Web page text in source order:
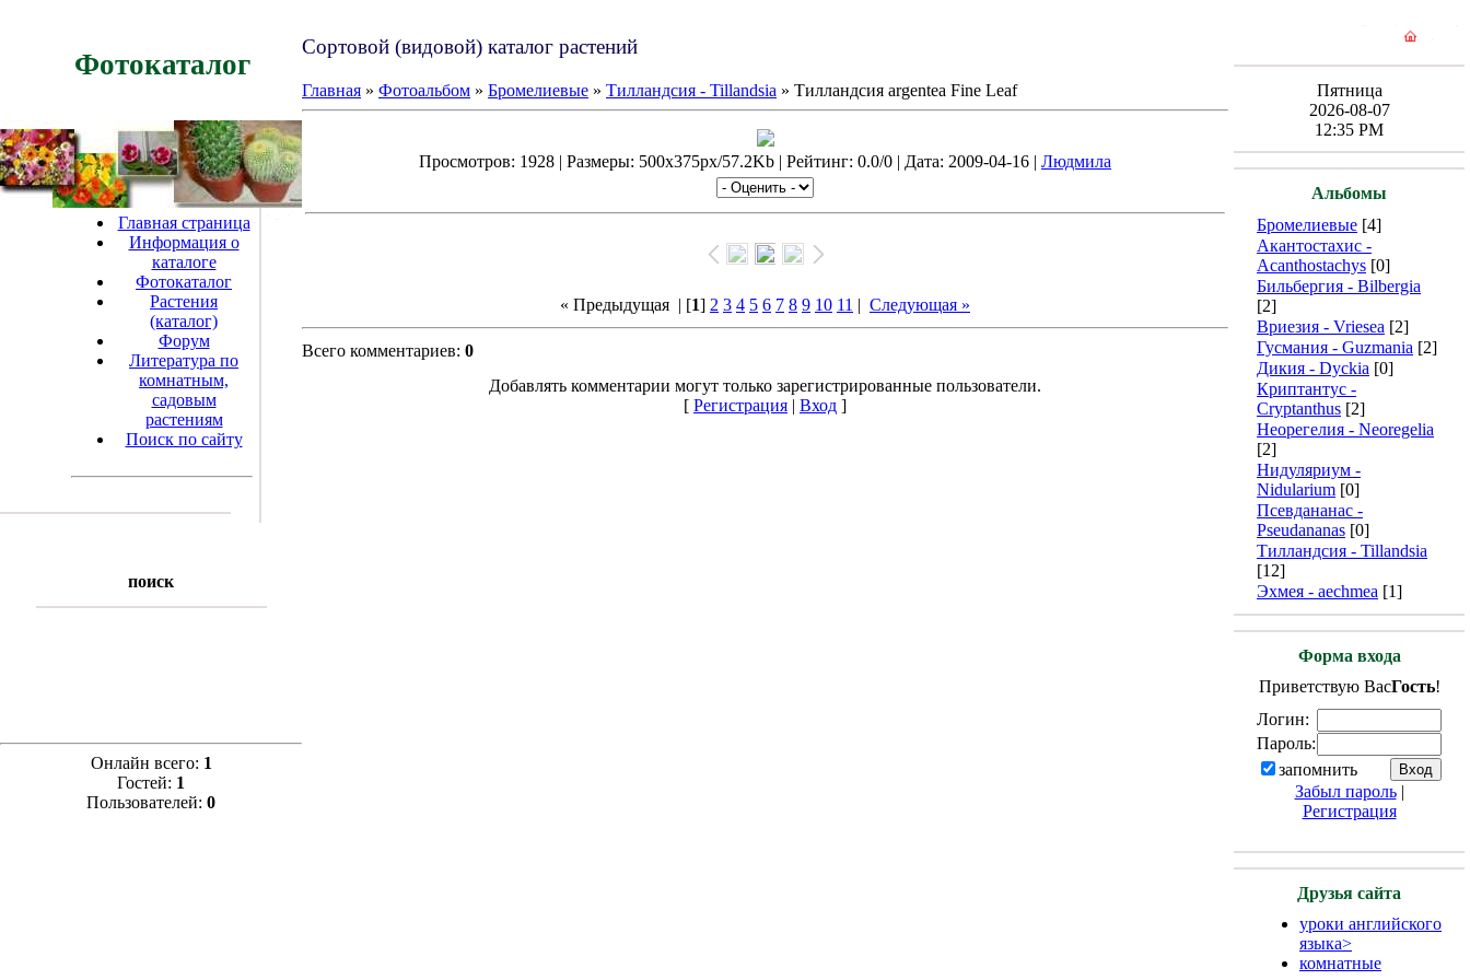
Фотокаталог
Главная страница
Информация о
каталоге
Фотокаталог
Растения
(каталог)
Форум
Литература по
комнатным,
садовым
растениям
Поиск по сайту
поиск
Онлайн всего: 1
Гостей: 1
Пользователей: 0
Сортовой (видовой) каталог растений
Главная » Фотоальбом » Бромелиевые » Тилландсия - Tillandsia » Тилландсия argentea Fine Leaf
Просмотров: 1928 | Размеры: 500x375px/57.2Kb | Рейтинг: 0.0/0 | Дата: 2009-04-16 | Людмила
« Предыдущая | [1] 2 3 4 5 6 7 8 9 10 11 | Следующая »
Всего комментариев: 0
Добавлять комментарии могут только зарегистрированные пользователи.
[ Регистрация | Вход ]
Пятница
2026-08-07
12:35 PM
Альбомы
Бромелиевые [4]
Акантостахис -
Acanthostachys [0]
Бильбергия - Bilbergia
[2]
Вриезия - Vriesea [2]
Гусмания - Guzmania [2]
Дикия - Dyckia [0]
Криптантус -
Cryptanthus [2]
Неорегелия - Neoregelia
[2]
Нидуляриум -
Nidularium [0]
Псевдананас -
Pseudananas [0]
Тилландсия - Tillandsia
[12]
Эхмея - aechmea [1]
Форма входа
Приветствую ВасГость!
Логин:
Пароль:
запомнить
Забыл пароль|
Регистрация
Друзья сайта
уроки английского
языкa>
комнатные